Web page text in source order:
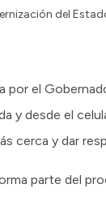
del
por el
y desde el
cerca y dar
parte del